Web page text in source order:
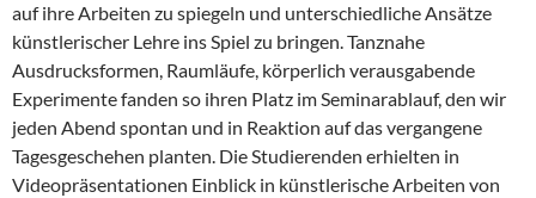
auf ihre Arbeiten zu spiegeln und unterschiedliche Ansätze
künstlerischer Lehre ins Spiel zu bringen. Tanznahe
Ausdrucksformen, Raumläufe, körperlich verausgabende
Experimente fanden so ihren Platz im Seminarablauf, den wir
jeden Abend spontan und in Reaktion auf das vergangene
Tagesgeschehen planten. Die Studierenden erhielten in
Videopräsentationen Einblick in künstlerische Arbeiten von